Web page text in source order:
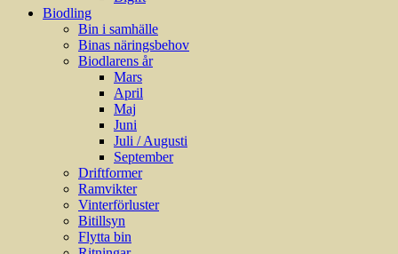
Biodling
Bin i samhälle
Binas näringsbehov
Biodlarens år
Mars
April
Maj
Juni
Juli / Augusti
September
Driftformer
Ramvikter
Vinterförluster
Bitillsyn
Flytta bin